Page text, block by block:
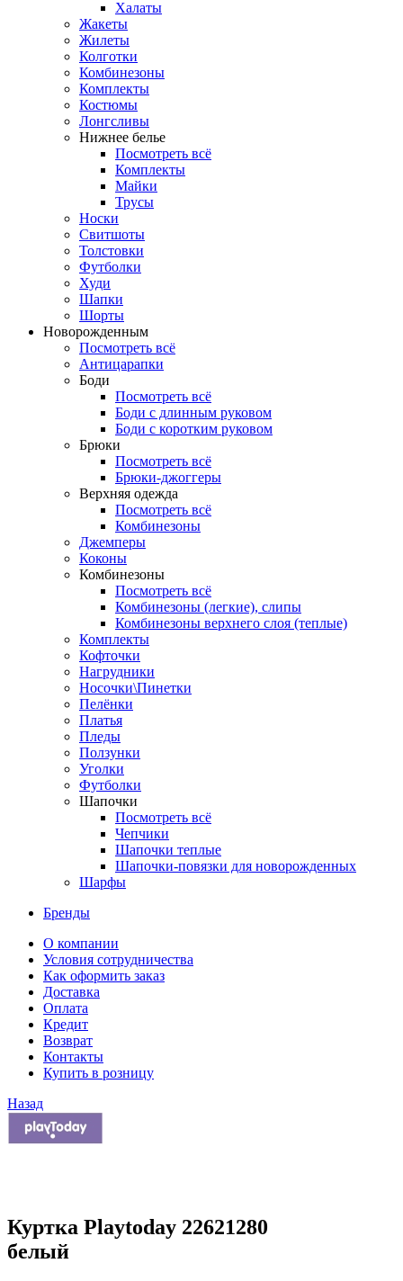
Халаты
Жакеты
Жилеты
Колготки
Комбинезоны
Комплекты
Костюмы
Лонгсливы
Нижнее белье
Посмотреть всё
Комплекты
Майки
Трусы
Носки
Свитшоты
Толстовки
Футболки
Худи
Шапки
Шорты
Новорожденным
Посмотреть всё
Антицарапки
Боди
Посмотреть всё
Боди с длинным руковом
Боди с коротким руковом
Брюки
Посмотреть всё
Брюки-джоггеры
Верхняя одежда
Посмотреть всё
Комбинезоны
Джемперы
Коконы
Комбинезоны
Посмотреть всё
Комбинезоны (легкие), слипы
Комбинезоны верхнего слоя (теплые)
Комплекты
Кофточки
Нагрудники
Носочки\Пинетки
Пелёнки
Платья
Пледы
Ползунки
Уголки
Футболки
Шапочки
Посмотреть всё
Чепчики
Шапочки теплые
Шапочки-повязки для новорожденных
Шарфы
Бренды
О компании
Условия сотрудничества
Как оформить заказ
Доставка
Оплата
Кредит
Возврат
Контакты
Купить в розницу
Назад
Куртка Playtoday 22621280
белый